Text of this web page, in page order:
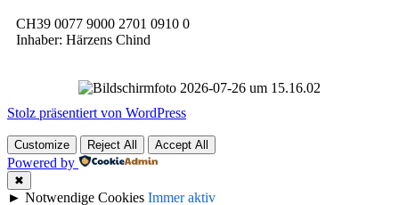
CH39 0077 9000 2701 0910 0
Inhaber: Härzens Chind
Stolz präsentiert von WordPress
Customize Reject All Accept All
Powered by
✖
► Notwendige Cookies Immer aktiv